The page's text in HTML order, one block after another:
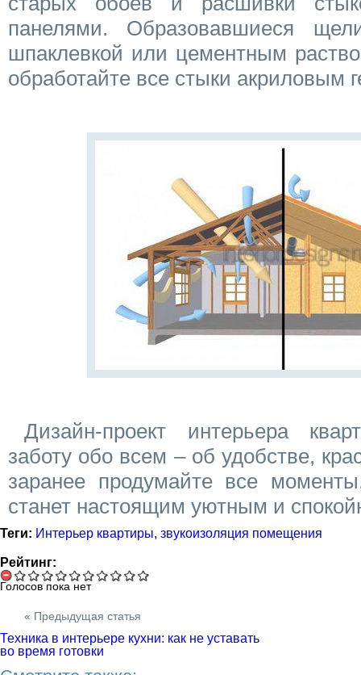
панелями. Образовавшиеся
шпаклевкой или цементным
обработайте все стыки акриловым
Дизайн-проект интерьера
заботу обо всем – об удобстве,
заранее продумайте все
станет настоящим уютным и
Теги: Интерьер квартиры, звукоизоляция помещения
Рейтинг:
Голосов пока нет
« Предыдущая статья
Техника в интерьере кухни: как не уставать
во время готовки